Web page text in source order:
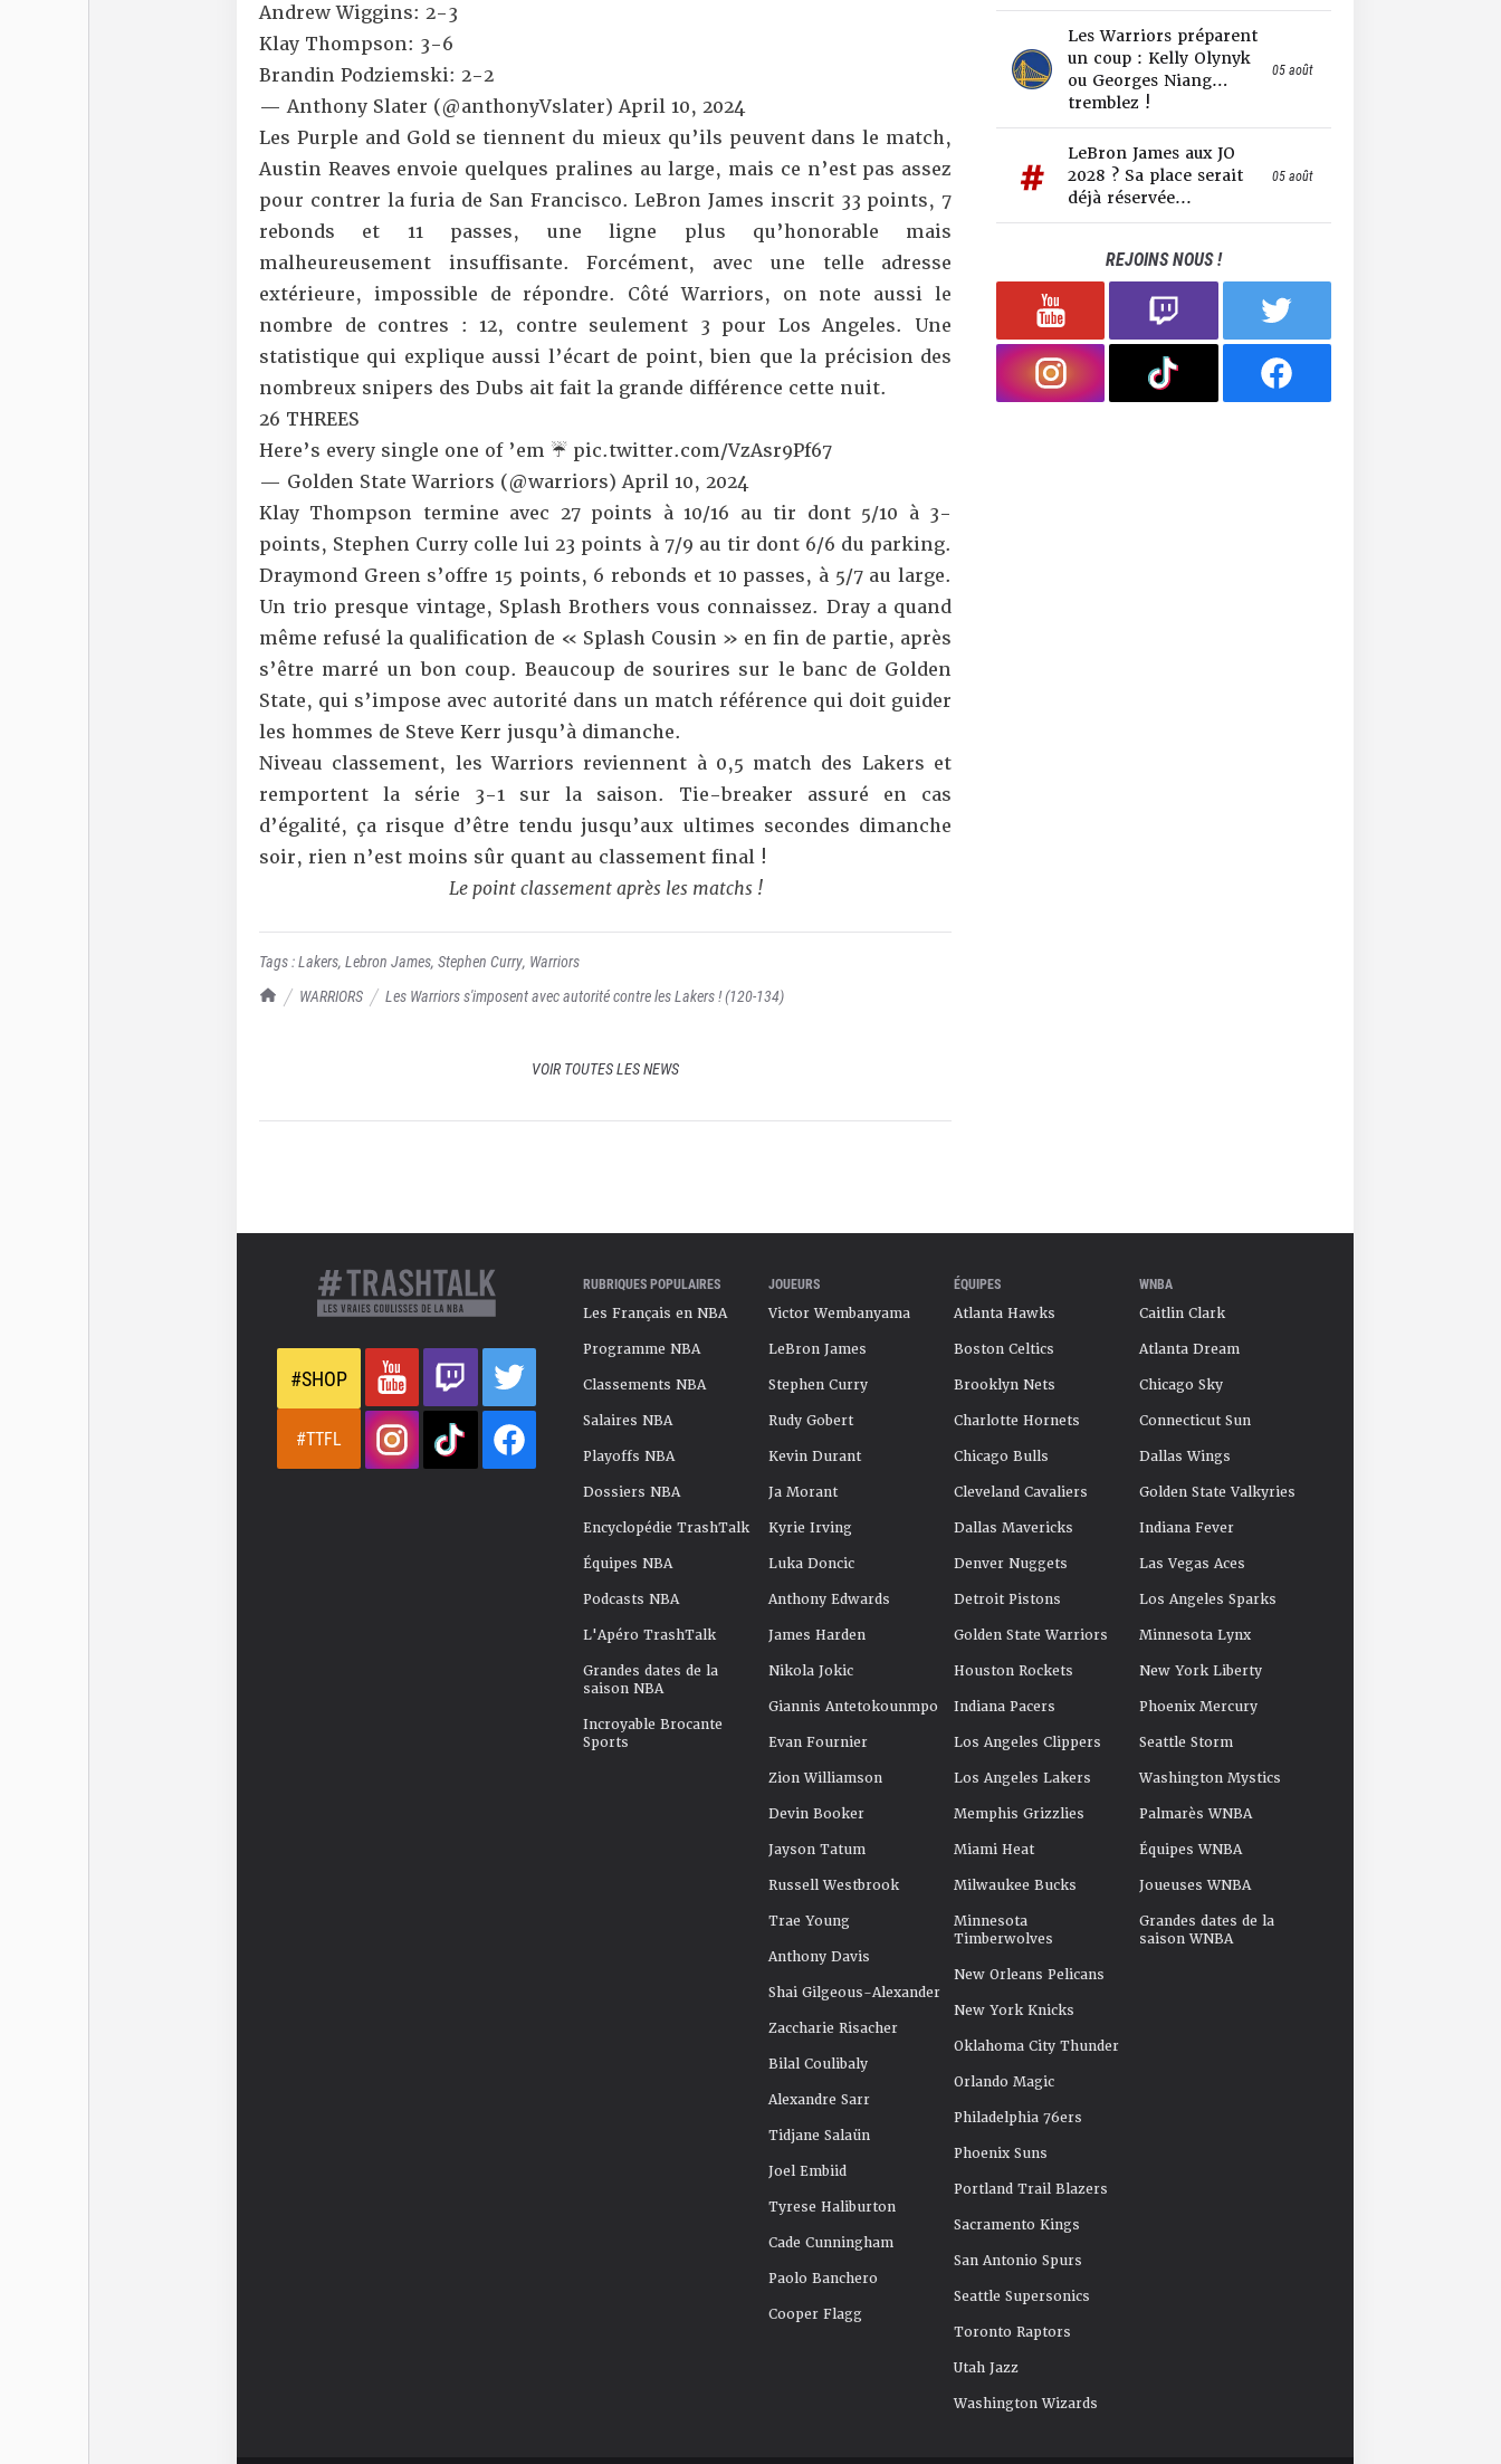
TrashTalk Actu NBA
WARRIORS Les Warriors s'imposent avec autorité contre les Lakers ! (120-134)
Andrew Wiggins: 2-3
Klay Thompson: 3-6
Brandin Podziemski: 2-2
— Anthony Slater (@anthonyVslater)April 10, 2024
Les Purple and Gold se tiennent du mieux qu’ils peuvent dans le match,
Austin Reaves envoie quelques pralines au large, mais ce n’est pas assez
pour contrer la furia de San Francisco. LeBron James inscrit 33 points, 7
rebonds et 11 passes, une ligne plus qu’honorable mais
malheureusement insuffisante. Forcément, avec une telle adresse
extérieure, impossible de répondre. Côté Warriors, on note aussi le
nombre de contres : 12, contre seulement 3 pour Los Angeles. Une
statistique qui explique aussi l’écart de point, bien que la précision des
nombreux snipers des Dubs ait fait la grande différence cette nuit.
26 THREES
Here’s every single one of ’em ☔️ pic.twitter.com/VzAsr9Pf67
— Golden State Warriors (@warriors)April 10, 2024
Klay Thompson termine avec 27 points à 10/16 au tir dont 5/10 à 3-
points, Stephen Curry colle lui 23 points à 7/9 au tir dont 6/6 du parking.
Draymond Green s’offre 15 points, 6 rebonds et 10 passes, à 5/7 au large.
Un trio presque vintage, Splash Brothers vous connaissez. Dray a quand
même refusé la qualification de « Splash Cousin » en fin de partie, après
s’être marré un bon coup. Beaucoup de sourires sur le banc de Golden
State, qui s’impose avec autorité dans un match référence qui doit guider
les hommes de Steve Kerr jusqu’à dimanche.
Niveau classement, les Warriors reviennent à 0,5 match des Lakers et
remportent la série 3-1 sur la saison. Tie-breaker assuré en cas
d’égalité, ça risque d’être tendu jusqu’aux ultimes secondes dimanche
soir, rien n’est moins sûr quant au classement final !
Le point classementaprès les matchs !
Tags :Lakers, Lebron James, Stephen Curry, Warriors
VOIR TOUTES LES NEWS
Les Warriors préparent
un coup : Kelly Olynyk
ou Georges Niang…
tremblez !
05 août
LeBron James aux JO
2028 ? Sa place serait
déjà réservée...
05 août
REJOINS NOUS !
#SHOP
#TTFL
RUBRIQUES POPULAIRES
Les Français en NBA
Programme NBA
Classements NBA
Salaires NBA
Playoffs NBA
Dossiers NBA
Encyclopédie TrashTalk
Équipes NBA
Podcasts NBA
L'Apéro TrashTalk
Grandes dates de la
saison NBA
Incroyable Brocante
Sports
JOUEURS
Victor Wembanyama
LeBron James
Stephen Curry
Rudy Gobert
Kevin Durant
Ja Morant
Kyrie Irving
Luka Doncic
Anthony Edwards
James Harden
Nikola Jokic
Giannis Antetokounmpo
Evan Fournier
Zion Williamson
Devin Booker
Jayson Tatum
Russell Westbrook
Trae Young
Anthony Davis
Shai Gilgeous-Alexander
Zaccharie Risacher
Bilal Coulibaly
Alexandre Sarr
Tidjane Salaün
Joel Embiid
Tyrese Haliburton
Cade Cunningham
Paolo Banchero
Cooper Flagg
ÉQUIPES
Atlanta Hawks
Boston Celtics
Brooklyn Nets
Charlotte Hornets
Chicago Bulls
Cleveland Cavaliers
Dallas Mavericks
Denver Nuggets
Detroit Pistons
Golden State Warriors
Houston Rockets
Indiana Pacers
Los Angeles Clippers
Los Angeles Lakers
Memphis Grizzlies
Miami Heat
Milwaukee Bucks
Minnesota
Timberwolves
New Orleans Pelicans
New York Knicks
Oklahoma City Thunder
Orlando Magic
Philadelphia 76ers
Phoenix Suns
Portland Trail Blazers
Sacramento Kings
San Antonio Spurs
Seattle Supersonics
Toronto Raptors
Utah Jazz
Washington Wizards
WNBA
Caitlin Clark
Atlanta Dream
Chicago Sky
Connecticut Sun
Dallas Wings
Golden State Valkyries
Indiana Fever
Las Vegas Aces
Los Angeles Sparks
Minnesota Lynx
New York Liberty
Phoenix Mercury
Seattle Storm
Washington Mystics
Palmarès WNBA
Équipes WNBA
Joueuses WNBA
Grandes dates de la
saison WNBA